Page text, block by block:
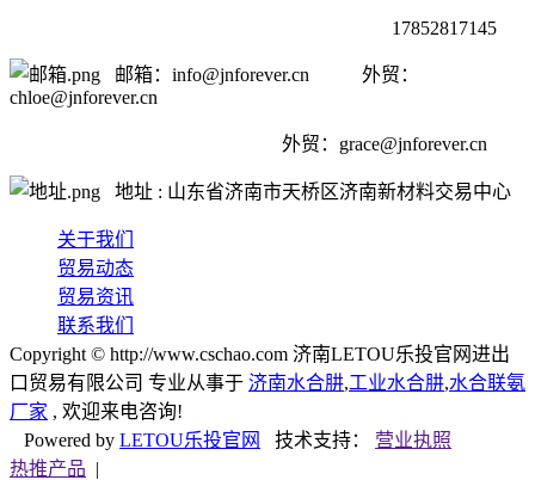
17852817145
邮箱：info@jnforever.cn 外贸：
chloe@jnforever.cn
外贸： grace@jnforever.cn
地址 : 山东省济南市天桥区济南新材料交易中心
关于我们
贸易动态
贸易资讯
联系我们
Copyright © http://www.cschao.com 济南LETOU乐投官网进出
口贸易有限公司 专业从事于 济南水合肼,工业水合肼,水合联氨
厂家 , 欢迎来电咨询!
Powered by LETOU乐投官网 技术支持： 营业执照
热推产品 |